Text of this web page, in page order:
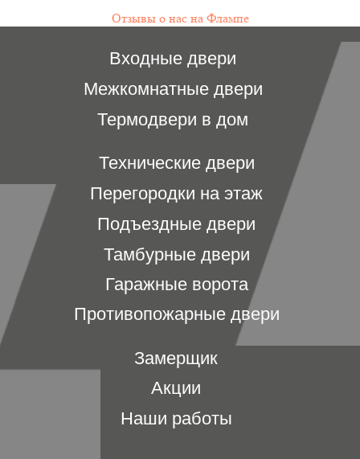
Отзывы о нас на Флампе